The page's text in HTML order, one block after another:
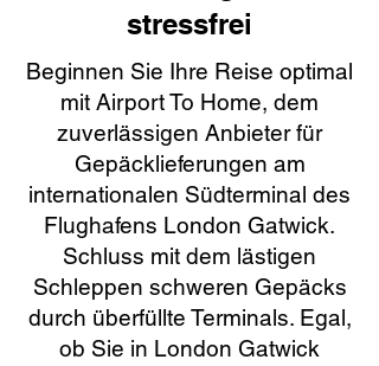
stressfrei
Beginnen Sie Ihre Reise optimal
mit Airport To Home, dem
zuverlässigen Anbieter für
Gepäcklieferungen am
internationalen Südterminal des
Flughafens London Gatwick.
Schluss mit dem lästigen
Schleppen schweren Gepäcks
durch überfüllte Terminals. Egal,
ob Sie in London Gatwick